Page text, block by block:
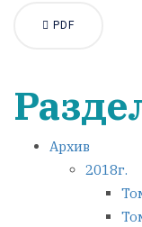
PDF
Архив
2018г.